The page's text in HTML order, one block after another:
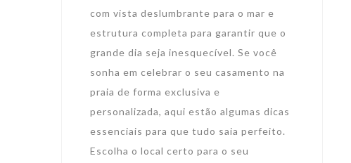
com vista deslumbrante para o mar e
estrutura completa para garantir que o
grande dia seja inesquecível. Se você
sonha em celebrar o seu casamento na
praia de forma exclusiva e
personalizada, aqui estão algumas dicas
essenciais para que tudo saia perfeito.
Escolha o local certo para o seu